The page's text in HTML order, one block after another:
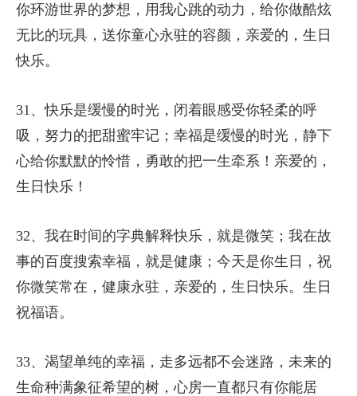
你环游世界的梦想，用我心跳的动力，给你做酷炫
无比的玩具，送你童心永驻的容颜，亲爱的，生日
快乐。
31、快乐是缓慢的时光，闭着眼感受你轻柔的呼
吸，努力的把甜蜜牢记；幸福是缓慢的时光，静下
心给你默默的怜惜，勇敢的把一生牵系！亲爱的，
生日快乐！
32、我在时间的字典解释快乐，就是微笑；我在故
事的百度搜索幸福，就是健康；今天是你生日，祝
你微笑常在，健康永驻，亲爱的，生日快乐。生日
祝福语。
33、渴望单纯的幸福，走多远都不会迷路，未来的
生命种满象征希望的树，心房一直都只有你能居